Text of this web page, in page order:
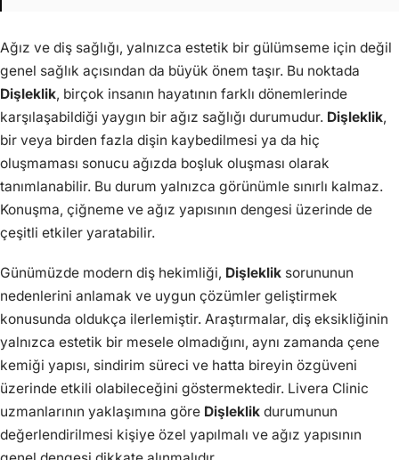
Ağız ve diş sağlığı, yalnızca estetik bir gülümseme için değil
genel sağlık açısından da büyük önem taşır. Bu noktada
Dişleklik, birçok insanın hayatının farklı dönemlerinde
karşılaşabildiği yaygın bir ağız sağlığı durumudur. Dişleklik,
bir veya birden fazla dişin kaybedilmesi ya da hiç
oluşmaması sonucu ağızda boşluk oluşması olarak
tanımlanabilir. Bu durum yalnızca görünümle sınırlı kalmaz.
Konuşma, çiğneme ve ağız yapısının dengesi üzerinde de
çeşitli etkiler yaratabilir.
Günümüzde modern diş hekimliği, Dişleklik sorununun
nedenlerini anlamak ve uygun çözümler geliştirmek
konusunda oldukça ilerlemiştir. Araştırmalar, diş eksikliğinin
yalnızca estetik bir mesele olmadığını, aynı zamanda çene
kemiği yapısı, sindirim süreci ve hatta bireyin özgüveni
üzerinde etkili olabileceğini göstermektedir. Livera Clinic
uzmanlarının yaklaşımına göre Dişleklik durumunun
değerlendirilmesi kişiye özel yapılmalı ve ağız yapısının